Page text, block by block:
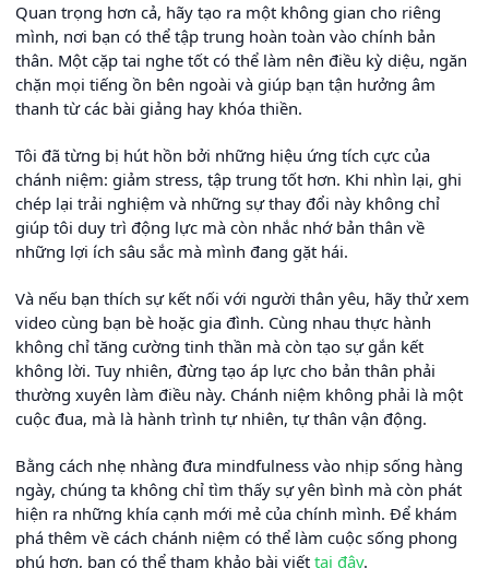
Quan trọng hơn cả, hãy tạo ra một không gian cho riêng
mình, nơi bạn có thể tập trung hoàn toàn vào chính bản
thân. Một cặp tai nghe tốt có thể làm nên điều kỳ diệu, ngăn
chặn mọi tiếng ồn bên ngoài và giúp bạn tận hưởng âm
thanh từ các bài giảng hay khóa thiền.
Tôi đã từng bị hút hồn bởi những hiệu ứng tích cực của
chánh niệm: giảm stress, tập trung tốt hơn. Khi nhìn lại, ghi
chép lại trải nghiệm và những sự thay đổi này không chỉ
giúp tôi duy trì động lực mà còn nhắc nhớ bản thân về
những lợi ích sâu sắc mà mình đang gặt hái.
Và nếu bạn thích sự kết nối với người thân yêu, hãy thử xem
video cùng bạn bè hoặc gia đình. Cùng nhau thực hành
không chỉ tăng cường tinh thần mà còn tạo sự gắn kết
không lời. Tuy nhiên, đừng tạo áp lực cho bản thân phải
thường xuyên làm điều này. Chánh niệm không phải là một
cuộc đua, mà là hành trình tự nhiên, tự thân vận động.
Bằng cách nhẹ nhàng đưa mindfulness vào nhịp sống hàng
ngày, chúng ta không chỉ tìm thấy sự yên bình mà còn phát
hiện ra những khía cạnh mới mẻ của chính mình. Để khám
phá thêm về cách chánh niệm có thể làm cuộc sống phong
phú hơn, bạn có thể tham khảo bài viết tại đây.